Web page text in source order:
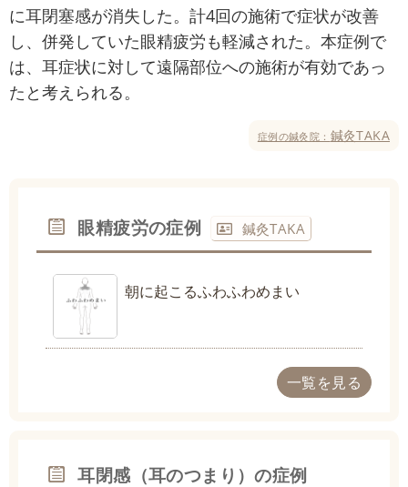
に耳閉塞感が消失した。計4回の施術で症状が改善
し、併発していた眼精疲労も軽減された。本症例で
は、耳症状に対して遠隔部位への施術が有効であっ
たと考えられる。
症例の鍼灸院： 鍼灸TAKA
眼精疲労の症例 鍼灸TAKA
朝に起こるふわふわめまい
一覧を見る
耳閉感（耳のつまり）の症例